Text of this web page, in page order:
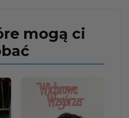
mogą ci